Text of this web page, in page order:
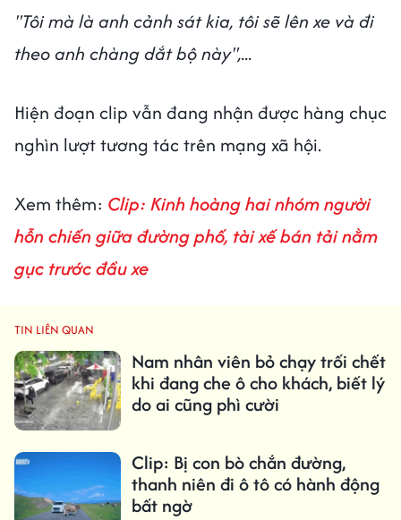
"Tôi mà là anh cảnh sát kia, tôi sẽ lên xe và đi
theo anh chàng dắt bộ này",...
Hiện đoạn clip vẫn đang nhận được hàng chục
nghìn lượt tương tác trên mạng xã hội.
Xem thêm: Clip: Kinh hoàng hai nhóm người
hỗn chiến giữa đường phố, tài xế bán tải nằm
gục trước đầu xe
TIN LIÊN QUAN
Nam nhân viên bỏ chạy trối chết
khi đang che ô cho khách, biết lý
do ai cũng phì cười
Clip: Bị con bò chắn đường,
thanh niên đi ô tô có hành động
bất ngờ